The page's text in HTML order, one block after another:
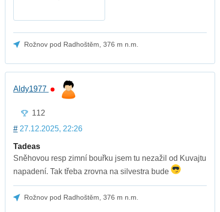
Rožnov pod Radhoštěm, 376 m n.m.
Aldy1977
112
# 27.12.2025, 22:26
Tadeas
Sněhovou resp zimní bouřku jsem tu nezažil od Kuvajtu
napadení. Tak třeba zrovna na silvestra bude
Rožnov pod Radhoštěm, 376 m n.m.